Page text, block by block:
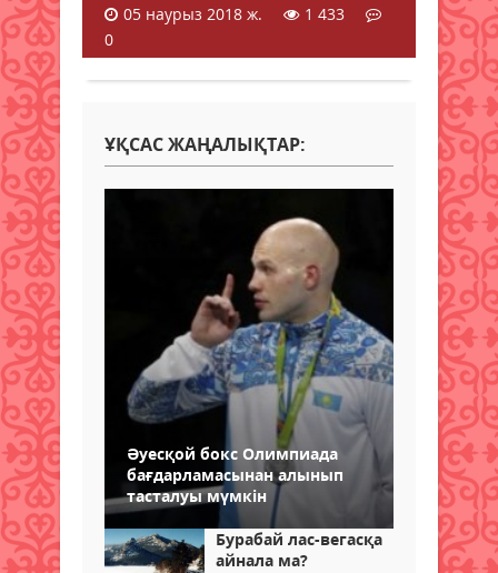
05 наурыз 2018 ж.
1 433
0
ҰҚСАС ЖАҢАЛЫҚТАР:
Әуесқой бокс Олимпиада
бағдарламасынан алынып
тасталуы мүмкін
Бурабай лас-вегасқа
айнала ма?